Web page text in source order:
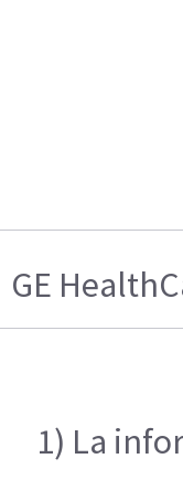
GE
1) La